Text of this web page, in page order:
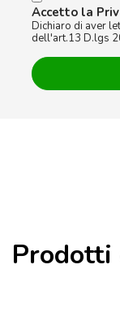
Accetto la
Dichiaro di aver
dell'art.13 D.lgs